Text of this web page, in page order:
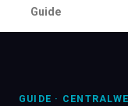
Guide
GUIDE ·